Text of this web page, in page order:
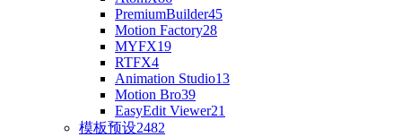
PremiumBuilder45
Motion Factory28
MYFX19
RTFX4
Animation Studio13
Motion Bro39
EasyEdit Viewer21
模板预设2482